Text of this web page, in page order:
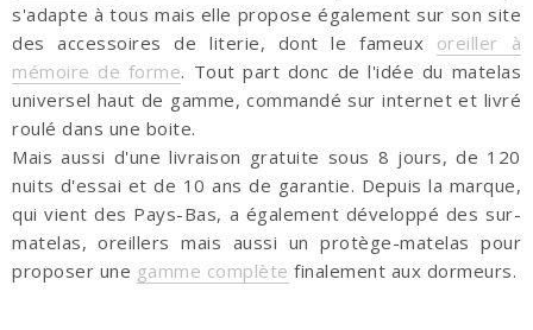
s'adapte à tous mais elle propose également sur son site
des accessoires de literie, dont le fameux oreiller à
mémoire de forme. Tout part donc de l'idée du matelas
universel haut de gamme, commandé sur internet et livré
roulé dans une boite.
Mais aussi d'une livraison gratuite sous 8 jours, de 120
nuits d'essai et de 10 ans de garantie. Depuis la marque,
qui vient des Pays-Bas, a également développé des sur-
matelas, oreillers mais aussi un protège-matelas pour
proposer une gamme complète finalement aux dormeurs.